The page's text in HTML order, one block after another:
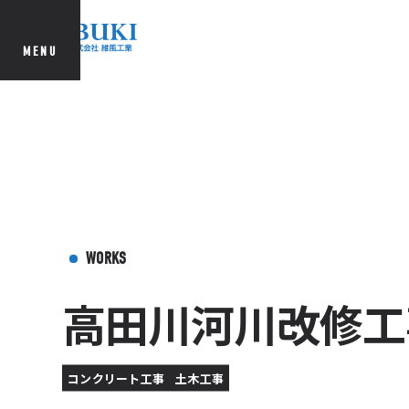
MENU
WORKS
高田川河川改修
コンクリート工事 土木工事